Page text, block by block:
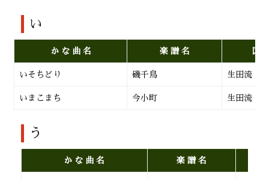
い
か な 曲 名 楽 譜 名 区
いそちどり 磯千鳥 生田流
いまこまち 今小町 生田流
う
か な 曲 名 楽 譜 名